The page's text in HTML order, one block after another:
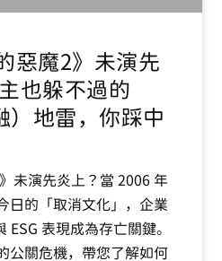
惡魔2》未演先
也躲不過的
）地雷，你踩中
未演先炎上？當 2006 年
日的「取消文化」，企業
ESG 表現成為存亡關鍵。
公關危機，帶您了解如何